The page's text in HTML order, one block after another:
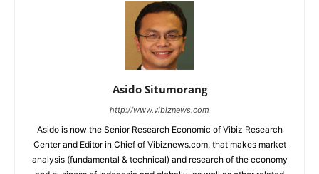
Asido Situmorang
http://www.vibiznews.com
Asido is now the Senior Research Economic of Vibiz Research
Center and Editor in Chief of Vibiznews.com, that makes market
analysis (fundamental & technical) and research of the economy